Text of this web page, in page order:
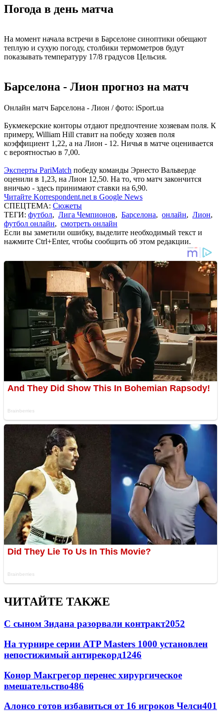
Погода в день матча
На момент начала встречи в Барселоне синоптики обещают
теплую и сухую погоду, столбики термометров будут
показывать температуру 17/8 градусов Цельсия.
Барселона - Лион прогноз на матч
Онлайн матч Барселона - Лион / фото: iSport.ua
Букмекерские конторы отдают предпочтение хозяевам поля. К
примеру, William Hill ставит на победу хозяев поля
коэффициент 1,22, а на Лион - 12. Ничья в матче оценивается
с вероятностью в 7,00.
Эксперты PariMatch победу команды Эрнесто Вальверде
оценили в 1,23, на Лион 12,50. На то, что матч закончится
вничью - здесь принимают ставки на 6,90.
Читайте Korrespondent.net в Google News
СПЕЦТЕМА: Сюжеты
ТЕГИ: футбол, Лига Чемпионов, Барселона, онлайн, Лион,
футбол онлайн, смотреть онлайн
Если вы заметили ошибку, выделите необходимый текст и
нажмите Ctrl+Enter, чтобы сообщить об этом редакции.
ЧИТАЙТЕ ТАКЖЕ
С сыном Зидана разорвали контракт2052
На турнире серии ATP Masters 1000 установлен
непостижимый антирекорд1246
Конор Макгрегор перенес хирургическое
вмешательство486
Алонсо готов избавиться от 16 игроков Челси401